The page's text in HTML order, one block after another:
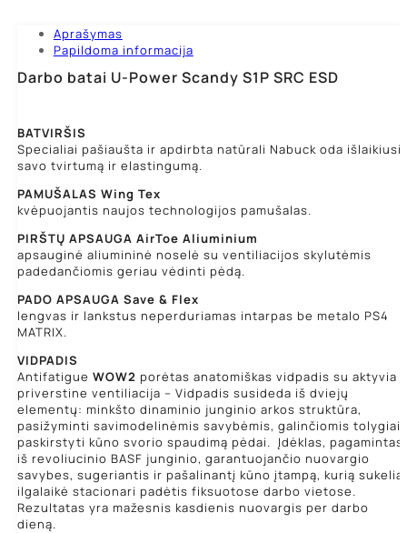
Aprašymas
Papildoma informacija
Darbo batai U-Power Scandy S1P SRC ESD
BATVIRŠIS
Specialiai pašiaušta ir apdirbta natūrali Nabuck oda išlaikiusi
savo tvirtumą ir elastingumą.
PAMUŠALAS Wing Tex
kvėpuojantis naujos technologijos pamušalas.
PIRŠTŲ APSAUGA AirToe Aliuminium
apsauginė aliumininė noselė su ventiliacijos skylutėmis
padedančiomis geriau vėdinti pėdą.
PADO APSAUGA Save & Flex
lengvas ir lankstus neperduriamas intarpas be metalo PS4
MATRIX.
VIDPADIS
Antifatigue WOW2 porėtas anatomiškas vidpadis su aktyvia
priverstine ventiliacija – Vidpadis susideda iš dviejų
elementų: minkšto dinaminio junginio arkos struktūra,
pasižyminti savimodelinėmis savybėmis, galinčiomis tolygiai
paskirstyti kūno svorio spaudimą pėdai. Įdėklas, pagamintas
iš revoliucinio BASF junginio, garantuojančio nuovargio
savybes, sugeriantis ir pašalinantį kūno įtampą, kurią sukelia
ilgalaikė stacionari padėtis fiksuotose darbo vietose.
Rezultatas yra mažesnis kasdienis nuovargis per darbo
dieną.